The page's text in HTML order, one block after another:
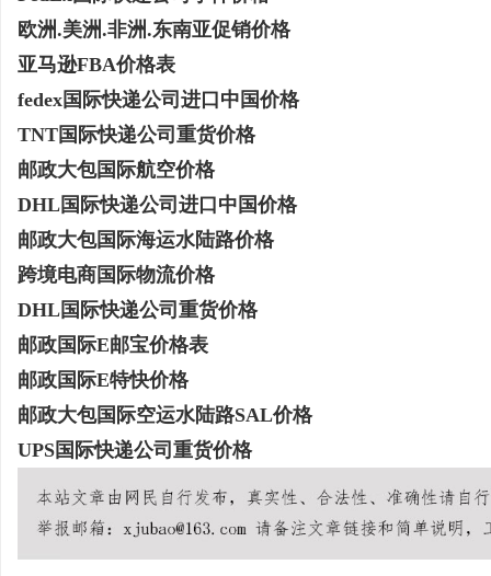
欧洲.美洲.非洲.东南亚促销价格
亚马逊FBA价格表
fedex国际快递公司进口中国价格
TNT国际快递公司重货价格
邮政大包国际航空价格
DHL国际快递公司进口中国价格
邮政大包国际海运水陆路价格
跨境电商国际物流价格
DHL国际快递公司重货价格
邮政国际E邮宝价格表
邮政国际E特快价格
邮政大包国际空运水陆路SAL价格
UPS国际快递公司重货价格